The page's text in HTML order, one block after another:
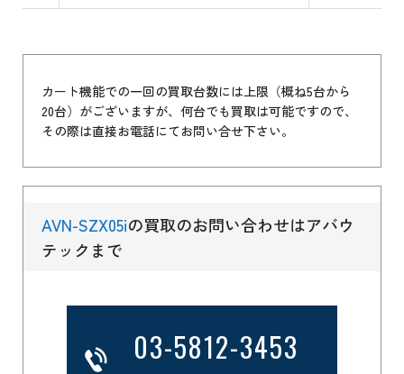
カート機能での一回の買取台数には上限（概ね5台から
20台）がございますが、何台でも買取は可能ですので、
その際は直接お電話にてお問い合せ下さい。
AVN-SZX05iの買取のお問い合わせはアバウ
テックまで
03-5812-3453